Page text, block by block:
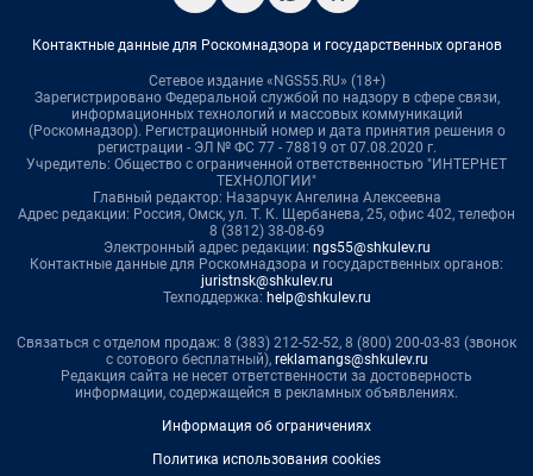
Контактные данные для Роскомнадзора и государственных органов
Сетевое издание «NGS55.RU» (18+)
Зарегистрировано Федеральной службой по надзору в сфере связи,
информационных технологий и массовых коммуникаций
(Роскомнадзор). Регистрационный номер и дата принятия решения о
регистрации - ЭЛ № ФС 77 - 78819 от 07.08.2020 г.
Учредитель: Общество с ограниченной ответственностью "ИНТЕРНЕТ
ТЕХНОЛОГИИ"
Главный редактор: Назарчук Ангелина Алексеевна
Адрес редакции: Россия, Омск, ул. Т. К. Щербанева, 25, офис 402, телефон
8 (3812) 38-08-69
Электронный адрес редакции: ngs55@shkulev.ru
Контактные данные для Роскомнадзора и государственных органов:
juristnsk@shkulev.ru
Техподдержка: help@shkulev.ru
Связаться с отделом продаж: 8 (383) 212-52-52, 8 (800) 200-03-83 (звонок
с сотового бесплатный), reklamangs@shkulev.ru
Редакция сайта не несет ответственности за достоверность
информации, содержащейся в рекламных объявлениях.
Информация об ограничениях
Политика использования cookies